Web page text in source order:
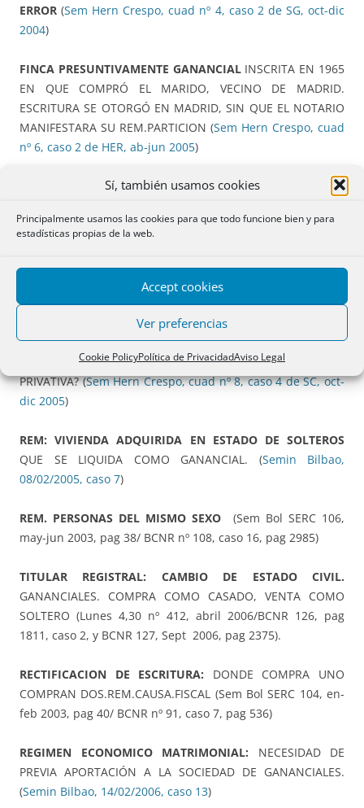
Sí, también usamos cookies
Principalmente usamos las cookies para que todo funcione bien y para
estadísticas propias de la web.
Accept cookies
Ver preferencias
Cookie PolicyPolítica de PrivacidadAviso Legal
ERROR (Sem Hern Crespo, cuad nº 4, caso 2 de SG, oct-dic
2004)
FINCA PRESUNTIVAMENTE GANANCIALINSCRITA EN 1965
EN QUE COMPRÓ EL MARIDO, VECINO DE MADRID.
ESCRITURA SE OTORGÓ EN MADRID, SIN QUE EL NOTARIO
MANIFESTARA SU REM.PARTICION (Sem Hern Crespo, cuad
nº 6, caso 2 de HER, ab-jun 2005)
PISO INSCRITO A FAVOR DE A Y B CON CARÁCTER
DIVISIÓN HORIZONTAL SOBRE SOLAR EN “COMUNIDAD
PRIVATIVO (Sem Hern Crespo, cuad nº 6, caso 3 de SG, ab-
REGIMEN DE SEPARACIÓN DE BIENES
CAPITUALACIONES: ¿SE DEBE EXIGIR SU INSCRIPCIÓN EN EL
REGISTRO CIVIL PARA INSCRIBIR LA FINCA COMO
PRIVATIVA? (Sem Hern Crespo, cuad nº 8, caso 4 de SC, oct-
dic 2005)
REM: VIVIENDA ADQUIRIDA EN ESTADO DE SOLTEROS
QUE SE LIQUIDA COMO GANANCIAL. (Semin Bilbao,
08/02/2005, caso 7)
REM. PERSONAS DEL MISMO SEXO (Sem Bol SERC 106,
may-jun 2003, pag 38/ BCNR nº 108, caso 16, pag 2985)
TITULAR REGISTRAL: CAMBIO DE ESTADO CIVIL.
GANANCIALES. COMPRA COMO CASADO, VENTA COMO
SOLTERO (Lunes 4,30 nº 412, abril 2006/BCNR 126, pag
1811, caso 2, y BCNR 127, Sept 2006, pag 2375).
RECTIFICACION DE ESCRITURA: DONDE COMPRA UNO
COMPRAN DOS.REM.CAUSA.FISCAL (Sem Bol SERC 104, en-
feb 2003, pag 40/ BCNR nº 91, caso 7, pag 536)
REGIMEN ECONOMICO MATRIMONIAL: NECESIDAD DE
PREVIA APORTACIÓN A LA SOCIEDAD DE GANANCIALES.
(Semin Bilbao, 14/02/2006, caso 13)